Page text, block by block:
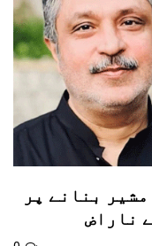
بنانے پر
ناراض